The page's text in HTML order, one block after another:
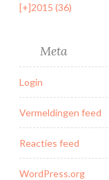
[+]2015 (36)
Meta
Login
Vermeldingen feed
Reacties feed
WordPress.org